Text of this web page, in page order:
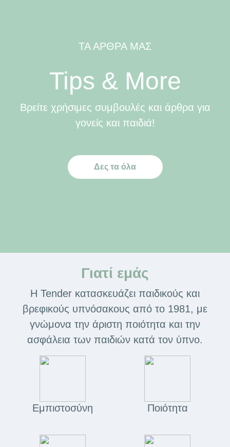
ΤΑ ΑΡΘΡΑ ΜΑΣ
Tips & More
Βρείτε χρήσιμες συμβουλές και άρθρα για
γονείς και παιδιά!
Δες τα όλα
Γιατί εμάς
Η Tender κατασκευάζει παιδικούς και
βρεφικούς υπνόσακους από το 1981, με
γνώμονα την άριστη ποιότητα και την
ασφάλεια των παιδιών κατά τον ύπνο.
Εμπιστοσύνη Ποιότητα